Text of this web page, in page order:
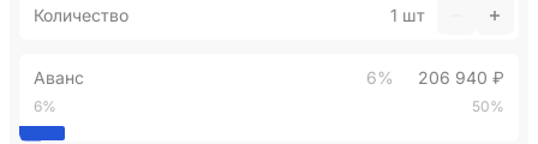
Количество 1 шт
Аванс 6% 206 940 ₽
6% 50%